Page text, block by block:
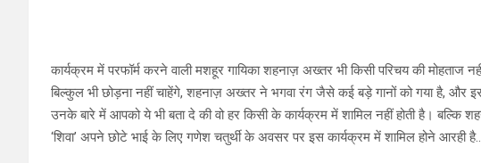
कार्यक्रम में परफॉर्म करने वाली मशहूर गायिका शहनाज़ अख्तर भी किसी परिचय की
बिल्कुल भी छोड़ना नहीं चाहेंगे, शहनाज़ अख्तर ने भगवा रंग जैसे कई बड़े गानों को गया है, और
उनके बारे में आपको ये भी बता दे की वो हर किसी के कार्यक्रम में शामिल नहीं होती है। बल्कि
‘शिवा’ अपने छोटे भाई के लिए गणेश चतुर्थी के अवसर पर इस कार्यक्रम में शामिल होने आरही है..